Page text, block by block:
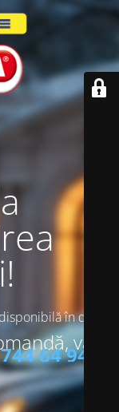
în doar
vă
64 94 13